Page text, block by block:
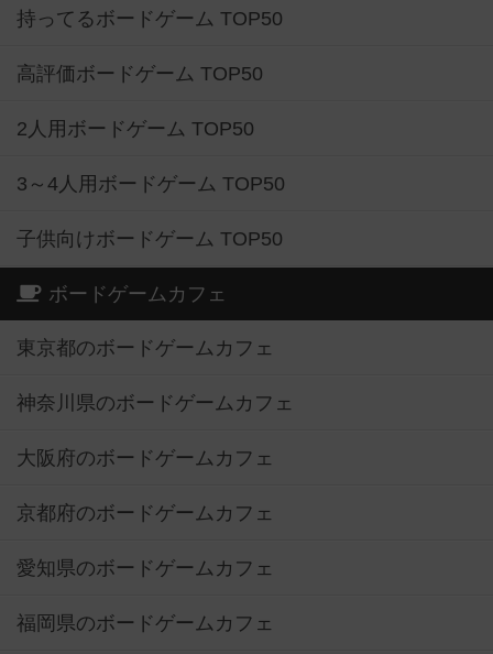
持ってるボードゲーム TOP50
高評価ボードゲーム TOP50
2人用ボードゲーム TOP50
3～4人用ボードゲーム TOP50
子供向けボードゲーム TOP50
ボードゲームカフェ
東京都のボードゲームカフェ
神奈川県のボードゲームカフェ
大阪府のボードゲームカフェ
京都府のボードゲームカフェ
愛知県のボードゲームカフェ
福岡県のボードゲームカフェ